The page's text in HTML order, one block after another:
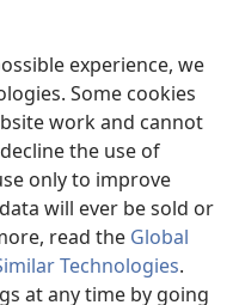
experience, we
Some cookies
work and cannot
the use of
only to improve
will ever be sold or
read the Global
Technologies.
at any time by going
Society of Pennsylvania.